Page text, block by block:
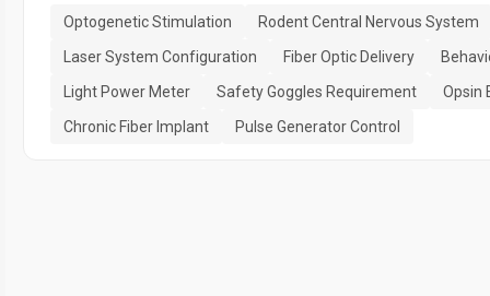
Optogenetic Stimulation
Rodent Central Nervous System
Laser System Configuration
Fiber Optic Delivery
Light Power Meter
Safety Goggles Requirement
Opsin
Chronic Fiber Implant
Pulse Generator Control